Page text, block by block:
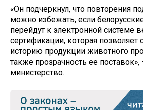
«Он подчеркнул, что повторения
можно избежать, если
перейдут к электронной системе
сертификации, которая позволяет
историю продукции животного
также прозрачность ее
министерство.